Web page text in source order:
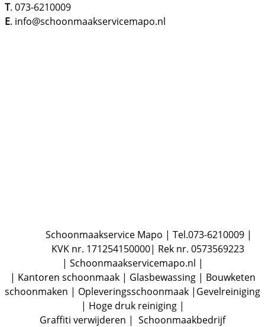
T. 073-6210009
E. info@schoonmaakservicemapo.nl
Schoonmaakservice Mapo | Tel.073-6210009 |
KVK nr. 171254150000| Rek nr. 0573569223
| Schoonmaakservicemapo.nl |
| Kantoren schoonmaak | Glasbewassing | Bouwketen
schoonmaken | Opleveringsschoonmaak |Gevelreiniging
| Hoge druk reiniging |
Graffiti verwijderen | Schoonmaakbedrijf